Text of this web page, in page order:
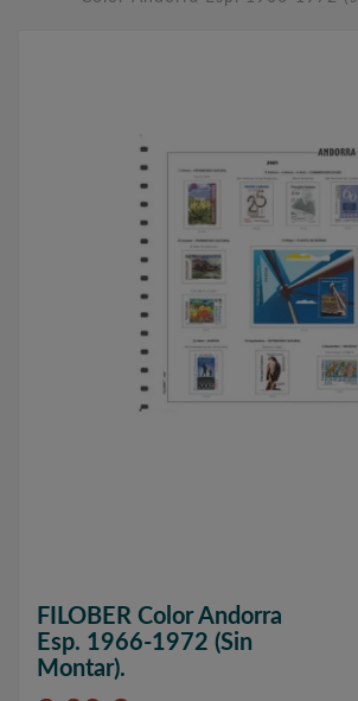
FILOBER Color Andorra
Esp. 1966-1972 (sin
Montar).